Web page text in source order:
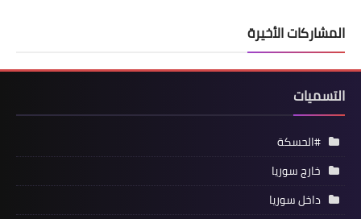
المشاركات الأخيرة
التسميات
#الحسكة
خارج سوريا
داخل سوريا